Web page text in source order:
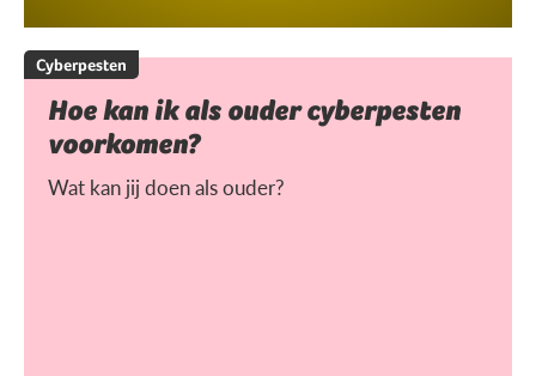
Cyberpesten
Hoe kan ik als ouder cyberpesten
voorkomen?
Wat kan jij doen als ouder?